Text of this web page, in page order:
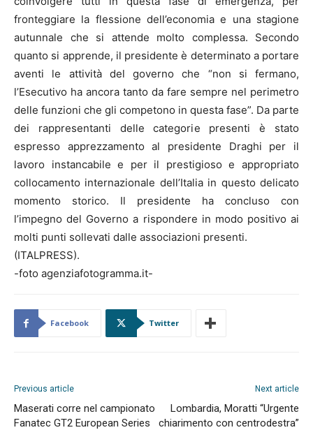
fronteggiare la flessione dell’economia e una stagione
autunnale che si attende molto complessa. Secondo
quanto si apprende, il presidente è determinato a portare
aventi le attività del governo che “non si fermano,
l’Esecutivo ha ancora tanto da fare sempre nel perimetro
delle funzioni che gli competono in questa fase”. Da parte
dei rappresentanti delle categorie presenti è stato
espresso apprezzamento al presidente Draghi per il
lavoro instancabile e per il prestigioso e appropriato
collocamento internazionale dell’Italia in questo delicato
momento storico. Il presidente ha concluso con
l’impegno del Governo a rispondere in modo positivo ai
molti punti sollevati dalle associazioni presenti.
(ITALPRESS).
-foto agenziafotogramma.it-
Facebook Twitter
Previous article
Maserati corre nel campionato
Fanatec GT2 European Series
Next article
Lombardia, Moratti “Urgente
chiarimento con centrodestra”